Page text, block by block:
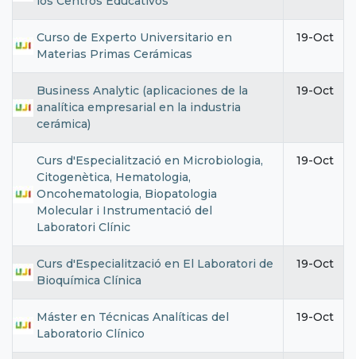
Curso de Experto Universitario en
Materias Primas Cerámicas
19-Oct
Business Analytic (aplicaciones de la
analítica empresarial en la industria
cerámica)
19-Oct
Curs d'Especialització en Microbiologia,
Citogenètica, Hematologia,
Oncohematologia, Biopatologia
Molecular i Instrumentació del
Laboratori Clínic
19-Oct
Curs d'Especialització en El Laboratori de
Bioquímica Clínica
19-Oct
Máster en Técnicas Analíticas del
Laboratorio Clínico
19-Oct